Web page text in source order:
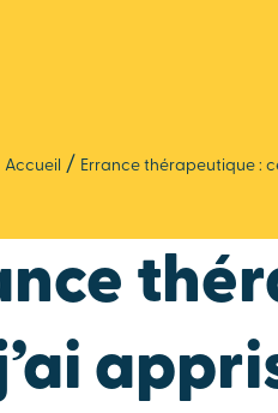
Accueil / Errance thérapeutique :